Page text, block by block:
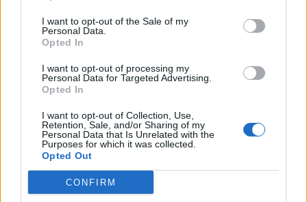
I want to opt-out of the Sale of my
Personal Data.
Opted In
I want to opt-out of processing my
Personal Data for Targeted Advertising.
Opted In
I want to opt-out of Collection, Use,
Retention, Sale, and/or Sharing of my
Personal Data that Is Unrelated with the
Purposes for which it was collected.
Opted Out
CONFIRM
Artigo anterior
Festa do Basquetebol Juvenil
com quatro equipas
Próximo artigo
Últimas notícias